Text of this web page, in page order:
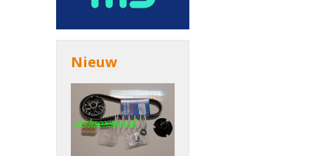
Nieuw